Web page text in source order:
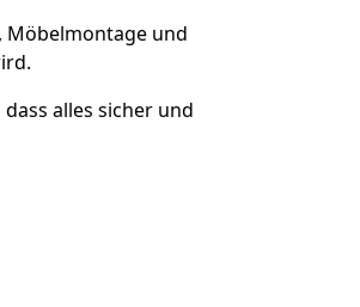
Möbelmontage und
alles sicher und